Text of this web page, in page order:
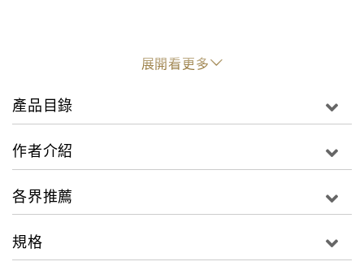
廖梅璇在寫「痛」，那些細微、難以言喻、來自現實
的，卻迴避不了的各種疼痛。這些痛，透過一次又一次
地自我揭露，一絲一絲地剝離，直至赤裸裸地展露在讀
允冀望與陽光，她只專注地剖開自己，再一筆一劃地，
有」、「記憶迴路」、「女人標本」和「異城人」。她
展開看更多
產品目錄
作者介紹
各界推薦
規格